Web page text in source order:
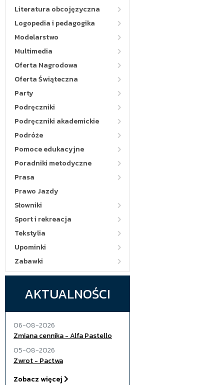
Literatura obcojęzyczna
Logopedia i pedagogika
Modelarstwo
Multimedia
Oferta Nagrodowa
Oferta Świąteczna
Party
Podręczniki
Podręczniki akademickie
Podróże
Pomoce edukacyjne
Poradniki metodyczne
Prasa
Prawo Jazdy
Słowniki
Sport i rekreacja
Tekstylia
Upominki
Zabawki
AKTUALNOŚCI
06-08-2026
Zmiana cennika - Alfa Pastello
05-08-2026
Zwrot - Pactwa
Zobacz więcej